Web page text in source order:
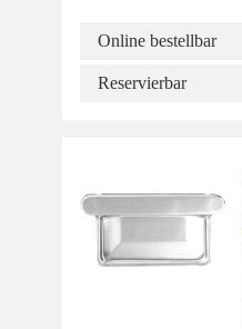
Online bestellbar
Reservierbar